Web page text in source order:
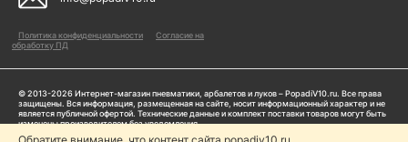
Политика конфиденциальности
Согласие на
обработку ПД
© 2013-2026 Интернет-магазин пневматики, арбалетов и луков – PopadiV10.ru. Все права
защищены. Вся информация, размещенная на сайте, носит информационный характер и не
является публичной офертой. Технические данные и комплект поставки товаров могут быть
изменены производителем без уведомления